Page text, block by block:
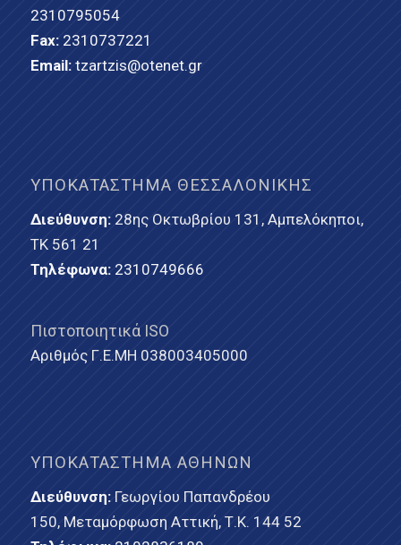
2310795054
Fax: 2310737221
Email: tzartzis@otenet.gr
ΥΠΟΚΑΤΆΣΤΗΜΑ ΘΕΣΣΑΛΟΝΊΚΗΣ
Διεύθυνση:28ης Οκτωβρίου 131, Αμπελόκηποι,
ΤΚ 561 21
Τηλέφωνα: 2310749666
Πιστοποιητικά ISO
Αριθμός Γ.Ε.ΜΗ 038003405000
ΥΠΟΚΑΤΆΣΤΗΜΑ ΑΘΗΝΏΝ
Διεύθυνση:Γεωργίου Παπανδρέου
150, Μεταμόρφωση Αττική, Τ.Κ. 144 52